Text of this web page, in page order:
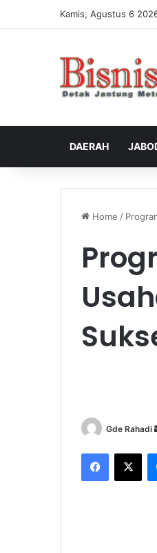
Kamis, Agustus 6
DAERAH
Home /
Gde Rahadi